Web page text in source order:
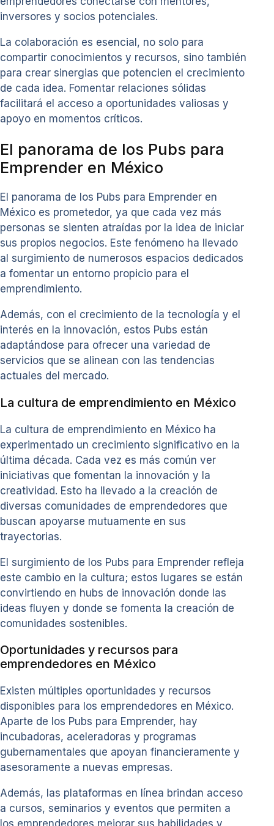
inversores y socios potenciales.
La colaboración es esencial, no solo para
compartir conocimientos y recursos, sino también
para crear sinergias que potencien el crecimiento
de cada idea. Fomentar relaciones sólidas
facilitará el acceso a oportunidades valiosas y
apoyo en momentos críticos.
El panorama de los Pubs para
Emprender en México
El panorama de los Pubs para Emprender en
México es prometedor, ya que cada vez más
personas se sienten atraídas por la idea de iniciar
sus propios negocios. Este fenómeno ha llevado
al surgimiento de numerosos espacios dedicados
a fomentar un entorno propicio para el
emprendimiento.
Además, con el crecimiento de la tecnología y el
interés en la innovación, estos Pubs están
adaptándose para ofrecer una variedad de
servicios que se alinean con las tendencias
actuales del mercado.
La cultura de emprendimiento en México
La cultura de emprendimiento en México ha
experimentado un crecimiento significativo en la
última década. Cada vez es más común ver
iniciativas que fomentan la innovación y la
creatividad. Esto ha llevado a la creación de
diversas comunidades de emprendedores que
buscan apoyarse mutuamente en sus
trayectorias.
El surgimiento de los Pubs para Emprender refleja
este cambio en la cultura; estos lugares se están
convirtiendo en hubs de innovación donde las
ideas fluyen y donde se fomenta la creación de
comunidades sostenibles.
Oportunidades y recursos para
emprendedores en México
Existen múltiples oportunidades y recursos
disponibles para los emprendedores en México.
Aparte de los Pubs para Emprender, hay
incubadoras, aceleradoras y programas
gubernamentales que apoyan financieramente y
asesoramente a nuevas empresas.
Además, las plataformas en línea brindan acceso
a cursos, seminarios y eventos que permiten a